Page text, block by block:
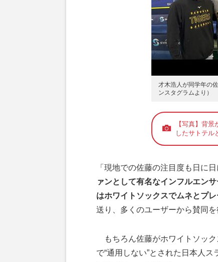
才木浩人が同学年の
ンスタグラムより）
【写真】背
したサトテル
「現地での佐藤の注目度も日に
ァンとして有名なインフルエン
はホワイトソックスでムネとプ
送り、多くのユーザーから賛同を
もちろん佐藤がホワイトソッ
で“通用しない”とされた日本人